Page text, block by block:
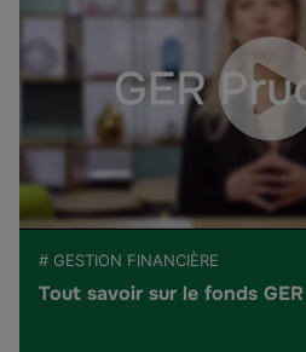
# GESTION FINANCIÈRE
Tout savoir sur le fonds